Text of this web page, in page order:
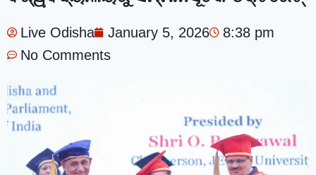
Live Odisha January 5, 2026
8:38 pm
No Comments